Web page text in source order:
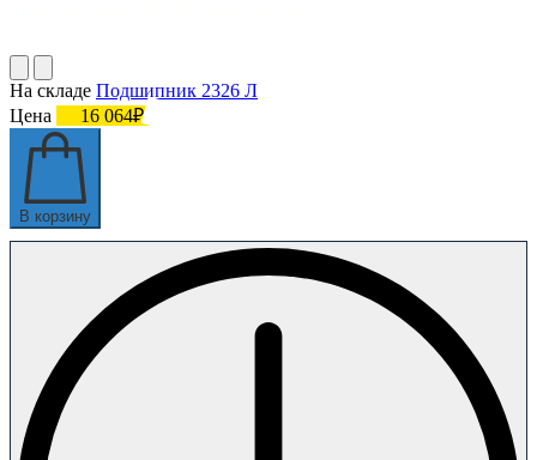
На складе Подшипник 2326 Л
Цена
16 064₽
В корзину